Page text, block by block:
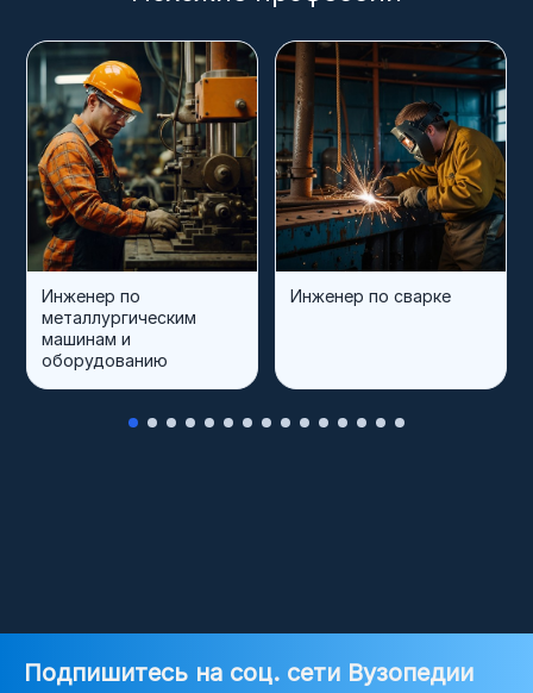
Инженер по
металлургическим
машинам и
оборудованию
Инженер по сварке
Подпишитесь на соц. сети Вузопедии